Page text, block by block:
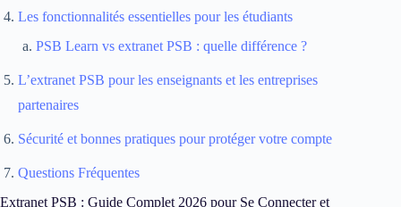
Les fonctionnalités essentielles pour les étudiants
PSB Learn vs extranet PSB : quelle différence ?
L’extranet PSB pour les enseignants et les entreprises
partenaires
Sécurité et bonnes pratiques pour protéger votre compte
Questions Fréquentes
Extranet PSB : Guide Complet 2026 pour Se Connecter et